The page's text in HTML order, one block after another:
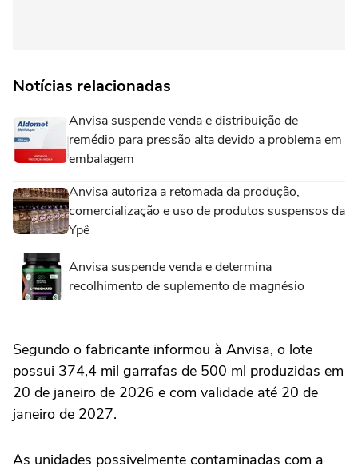
Notícias relacionadas
Anvisa suspende venda e distribuição de
remédio para pressão alta devido a problema em
embalagem
Anvisa autoriza a retomada da produção,
comercialização e uso de produtos suspensos da
Ypê
Anvisa suspende venda e determina
recolhimento de suplemento de magnésio
Segundo o fabricante informou à Anvisa, o lote
possui 374,4 mil garrafas de 500 ml produzidas em
20 de janeiro de 2026 e com validade até 20 de
janeiro de 2027.
As unidades possivelmente contaminadas com a